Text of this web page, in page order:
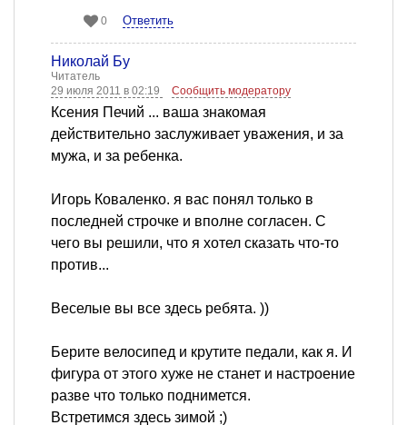
0 Ответить
Николай Бу
Читатель
29 июля 2011 в 02:19
Сообщить модератору
Ксения Печий ... ваша знакомая
действительно заслуживает уважения, и за
мужа, и за ребенка.
Игорь Коваленко. я вас понял только в
последней строчке и вполне согласен. С
чего вы решили, что я хотел сказать что-то
против...
Веселые вы все здесь ребята. ))
Берите велосипед и крутите педали, как я. И
фигура от этого хуже не станет и настроение
разве что только поднимется.
Встретимся здесь зимой ;)